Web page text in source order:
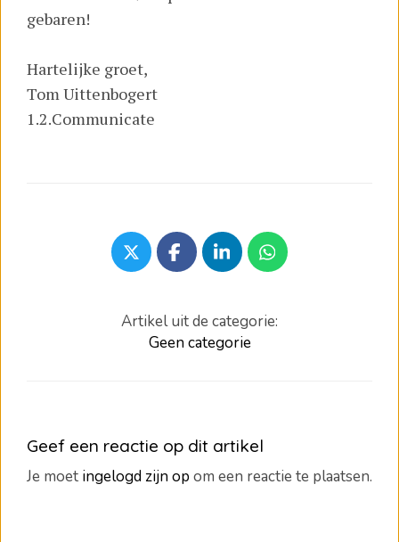
gebaren!
Hartelijke groet,
Tom Uittenbogert
1.2.Communicate
Artikel uit de categorie:
Geen categorie
Geef een reactie op dit artikel
Je moet ingelogd zijn op om een reactie te plaatsen.